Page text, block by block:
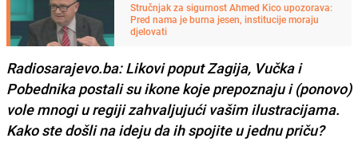
Stručnjak za sigurnost Ahmed Kico upozorava:
Pred nama je burna jesen, institucije moraju
djelovati
Radiosarajevo.ba: Likovi poput Zagija, Vučka i
Pobednika postali su ikone koje prepoznaju i (ponovo)
vole mnogi u regiji zahvaljujući vašim ilustracijama.
Kako ste došli na ideju da ih spojite u jednu priču?